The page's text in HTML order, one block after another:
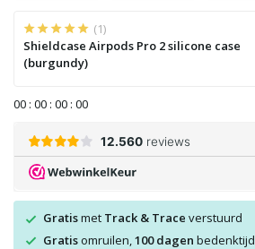
(1)
Shieldcase Airpods Pro 2 silicone case
(burgundy)
00 : 00 : 00 : 00
Gratismet Track & Trace verstuurd
Gratisomruilen, 100 dagen bedenktijd